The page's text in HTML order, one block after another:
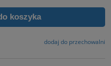
koszyka
dodaj do przechowalni